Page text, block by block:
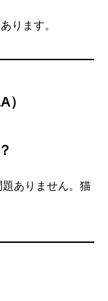
ります。
）
ありません。猫